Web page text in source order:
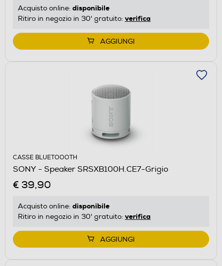
Acquisto online: disponibile
Ritiro in negozio in 30' gratuito: verifica
AGGIUNGI
CASSE BLUETOOOTH
SONY - Speaker SRSXB100H.CE7-Grigio
€ 39,90
Acquisto online: disponibile
Ritiro in negozio in 30' gratuito: verifica
AGGIUNGI